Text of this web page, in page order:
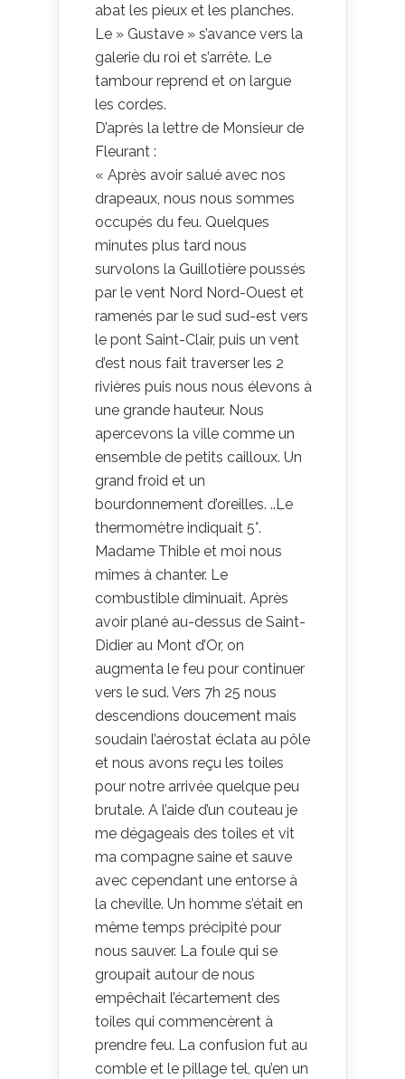
abat les pieux et les planches.
Le » Gustave » s’avance vers la
galerie du roi et s’arrête. Le
tambour reprend et on largue
les cordes.
D’après la lettre de Monsieur de
Fleurant :
« Après avoir salué avec nos
drapeaux, nous nous sommes
occupés du feu. Quelques
minutes plus tard nous
survolons la Guillotière poussés
par le vent Nord Nord-Ouest et
ramenés par le sud sud-est vers
le pont Saint-Clair, puis un vent
d’est nous fait traverser les 2
rivières puis nous nous élevons à
une grande hauteur. Nous
apercevons la ville comme un
ensemble de petits cailloux. Un
grand froid et un
bourdonnement d’oreilles. ..Le
thermomètre indiquait 5°.
Madame Thible et moi nous
mîmes à chanter. Le
combustible diminuait. Après
avoir plané au-dessus de Saint-
Didier au Mont d’Or, on
augmenta le feu pour continuer
vers le sud. Vers 7h 25 nous
descendions doucement mais
soudain l’aérostat éclata au pôle
et nous avons reçu les toiles
pour notre arrivée quelque peu
brutale. A l’aide d’un couteau je
me dégageais des toiles et vit
ma compagne saine et sauve
avec cependant une entorse à
la cheville. Un homme s’était en
même temps précipité pour
nous sauver. La foule qui se
groupait autour de nous
empêchait l’écartement des
toiles qui commencèrent à
prendre feu. La confusion fut au
comble et le pillage tel, qu’en un